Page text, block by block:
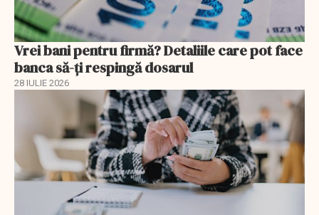
Vrei bani pentru firmă? Detaliile care pot face
banca să-ți respingă dosarul
28 IULIE 2026